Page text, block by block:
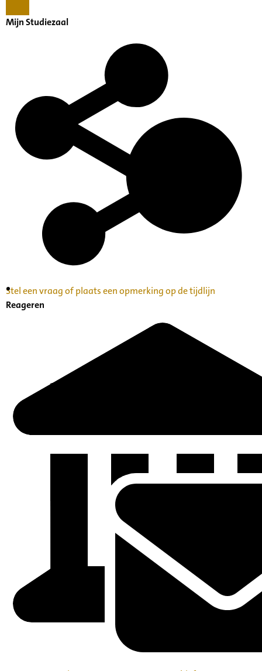
Inventaris Betekende partituren, geordend op
Mijn Studiezaal
Stel een vraag of plaats een opmerking op de tijdlijn
Reageren